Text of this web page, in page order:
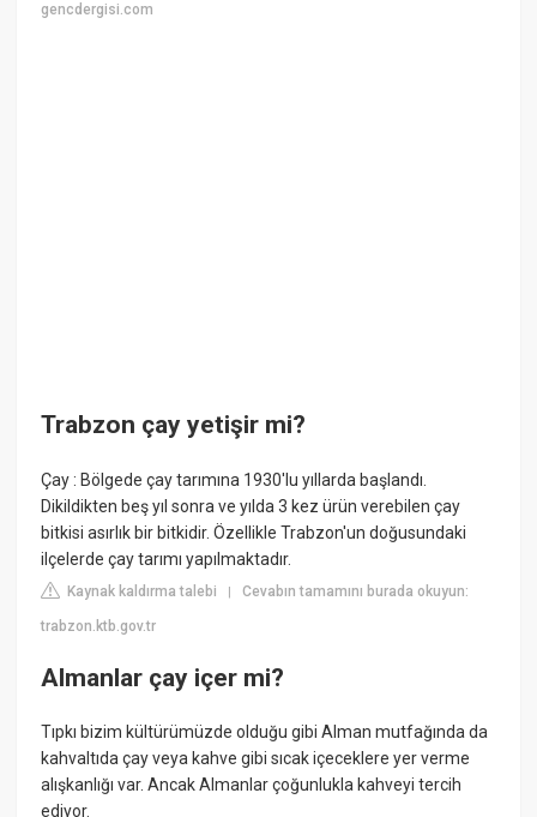
gencdergisi.com
Trabzon çay yetişir mi?
Çay : Bölgede çay tarımına 1930'lu yıllarda başlandı.
Dikildikten beş yıl sonra ve yılda 3 kez ürün verebilen çay
bitkisi asırlık bir bitkidir. Özellikle Trabzon'un doğusundaki
ilçelerde çay tarımı yapılmaktadır.
Kaynak kaldırma talebi |Cevabın tamamını burada okuyun:
trabzon.ktb.gov.tr
Almanlar çay içer mi?
Tıpkı bizim kültürümüzde olduğu gibi Alman mutfağında da
kahvaltıda çay veya kahve gibi sıcak içeceklere yer verme
alışkanlığı var. Ancak Almanlar çoğunlukla kahveyi tercih
ediyor.